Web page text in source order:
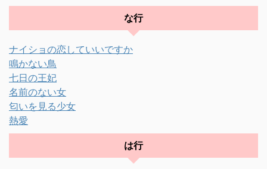
な行
ナイショの恋していいですか
鳴かない鳥
七日の王妃
名前のない女
匂いを見る少女
熱愛
は行